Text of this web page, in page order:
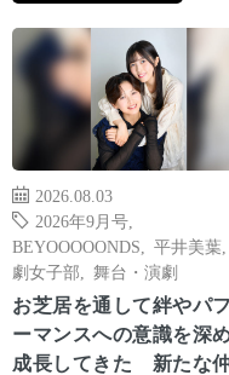
2026.08.03
2026年9月号
BEYOOOOONDS
平井美葉
劇女子部
舞台・演劇
お芝居を通して絆やパ
ーマンスへの意識を深め
成長してきた 新たな